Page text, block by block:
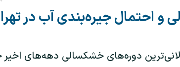
و احتمال جیره‌بندی آب در
دوره‌های خشکسالی دهه‌های